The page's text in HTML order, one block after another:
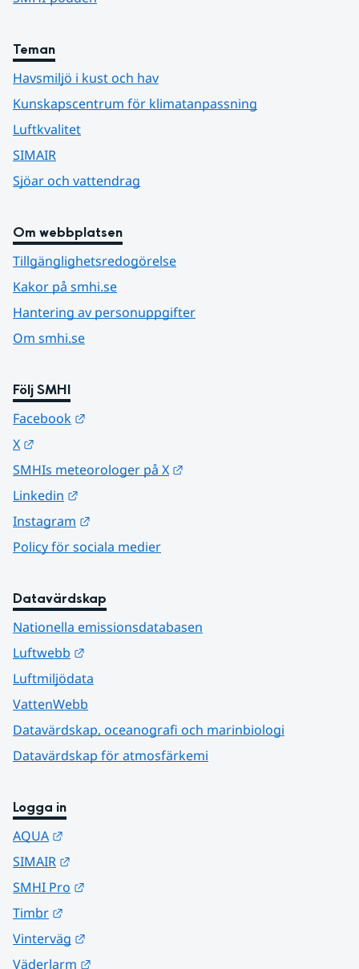
Teman
Havsmiljö i kust och hav
Kunskapscentrum för klimatanpassning
Luftkvalitet
SIMAIR
Sjöar och vattendrag
Om webbplatsen
Tillgänglighetsredogörelse
Kakor på smhi.se
Hantering av personuppgifter
Om smhi.se
Följ SMHI
Facebook
X
SMHIs meteorologer på X
Linkedin
Instagram
Policy för sociala medier
Datavärdskap
Nationella emissionsdatabasen
Luftwebb
Luftmiljödata
VattenWebb
Datavärdskap, oceanografi och marinbiologi
Datavärdskap för atmosfärkemi
Logga in
AQUA
SIMAIR
SMHI Pro
Timbr
Vinterväg
Väderlarm